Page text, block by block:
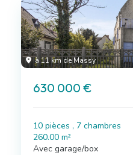
à 11 km de Massy
630 000 €
10 pièces , 7 chambres
260.00 m²
Avec garage/box